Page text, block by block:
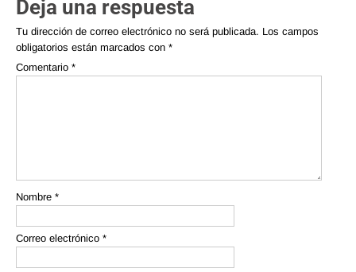
Deja una respuesta
Tu dirección de correo electrónico no será publicada. Los campos
obligatorios están marcados con *
Comentario *
Nombre *
Correo electrónico *